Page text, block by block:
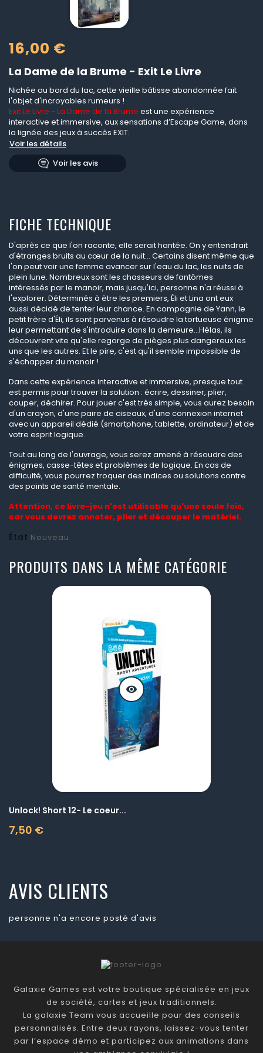
16,00 €
La Dame de la Brume - Exit Le Livre
Nichée au bord du lac, cette vieille bâtisse abandonnée fait
l'objet d'incroyables rumeurs !
Exit Le Livre - La Dame de la Brume est une expérience
interactive et immersive, aux sensations d’Escape Game, dans
la lignée des jeux à succès EXIT.
Voir les détails
Voir les avis
FICHE TECHNIQUE
D'après ce que l'on raconte, elle serait hantée. On y entendrait
d'étranges bruits au cœur de la nuit... Certains disent même que
l'on peut voir une femme avancer sur l'eau du lac, les nuits de
plein lune. Nombreux sont les chasseurs de fantômes
intéressés par le manoir, mais jusqu'ici, personne n'a réussi à
l'explorer. Déterminés à être les premiers, Éli et Lina ont eux
aussi décidé de tenter leur chance. En compagnie de Yann, le
petit frère d'Éli, ils sont parvenus à résoudre la tortueuse énigme
leur permettant de s'introduire dans la demeure...Hélas, ils
découvrent vite qu'elle regorge de pièges plus dangereux les
uns que les autres. Et le pire, c'est qu'il semble impossible de
s'échapper du manoir !
Dans cette expérience interactive et immersive, presque tout
est permis pour trouver la solution : écrire, dessiner, plier,
couper, déchirer. Pour jouer c'est très simple, vous aurez besoin
d'un crayon, d'une paire de ciseaux, d'une connexion internet
avec un appareil dédié (smartphone, tablette, ordinateur) et de
votre esprit logique.
Tout au long de l'ouvrage, vous serez amené à résoudre des
énigmes, casse-têtes et problèmes de logique. En cas de
difficulté, vous pourrez troquer des indices ou solutions contre
des points de santé mentale.
Attention, ce livre-jeu n'est utilisable qu'une seule fois,
car vous devrez annoter, plier et découper le matériel.
État Nouveau
PRODUITS DANS LA MÊME CATÉGORIE
visibility
Unlock! Short 12- Le coeur...
7,50 €
Prix
AVIS CLIENTS
personne n'a encore posté d'avis
Galaxie Games est votre boutique spécialisée en jeux
de société, cartes et jeux traditionnels.
La galaxie Team vous accueille pour des conseils
personnalisés. Entre deux rayons, laissez-vous tenter
par l’espace démo et participez aux animations dans